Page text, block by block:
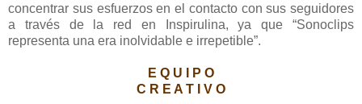
concentrar sus esfuerzos en el contacto con sus seguidores
a través de la red en Inspirulina, ya que “Sonoclips
representa una era inolvidable e irrepetible”.
E Q U I P O
C R E A T I V O